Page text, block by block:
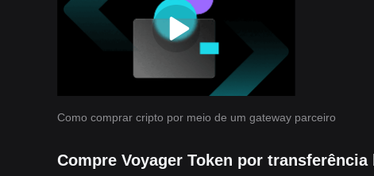
Como comprar cripto por meio de um gateway parceiro
Compre Voyager Token por transferência